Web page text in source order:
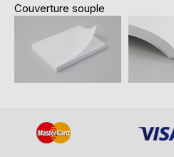
Couverture souple